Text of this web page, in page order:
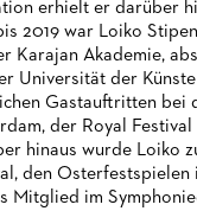
erhielt er darüber
2019 war Loiko
Karajan Akademie,
Universität der
Gastauftritten
der Royal
hinaus wurde Loiko
den
Mitglied im